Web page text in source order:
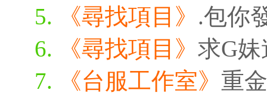
《尋找項目》 .包你
《尋找項目》 求G
《台服工作室》 重